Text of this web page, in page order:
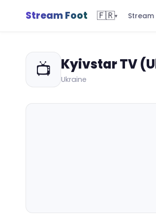
Stream Foot 🇫🇷▾ Stream
📺 Kyivstar TV
Ukraine